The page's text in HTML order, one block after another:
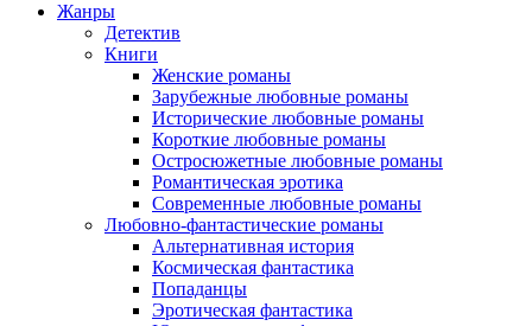
Жанры
Детектив
Книги
Женские романы
Зарубежные любовные романы
Исторические любовные романы
Короткие любовные романы
Остросюжетные любовные романы
Романтическая эротика
Современные любовные романы
Любовно-фантастические романы
Альтернативная история
Космическая фантастика
Попаданцы
Эротическая фантастика